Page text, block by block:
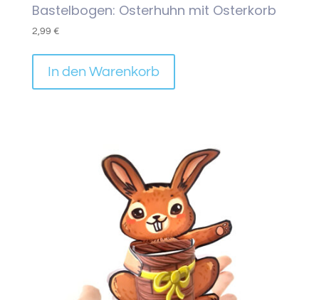
Bastelbogen: Osterhuhn mit Osterkorb
2,99 €
In den Warenkorb